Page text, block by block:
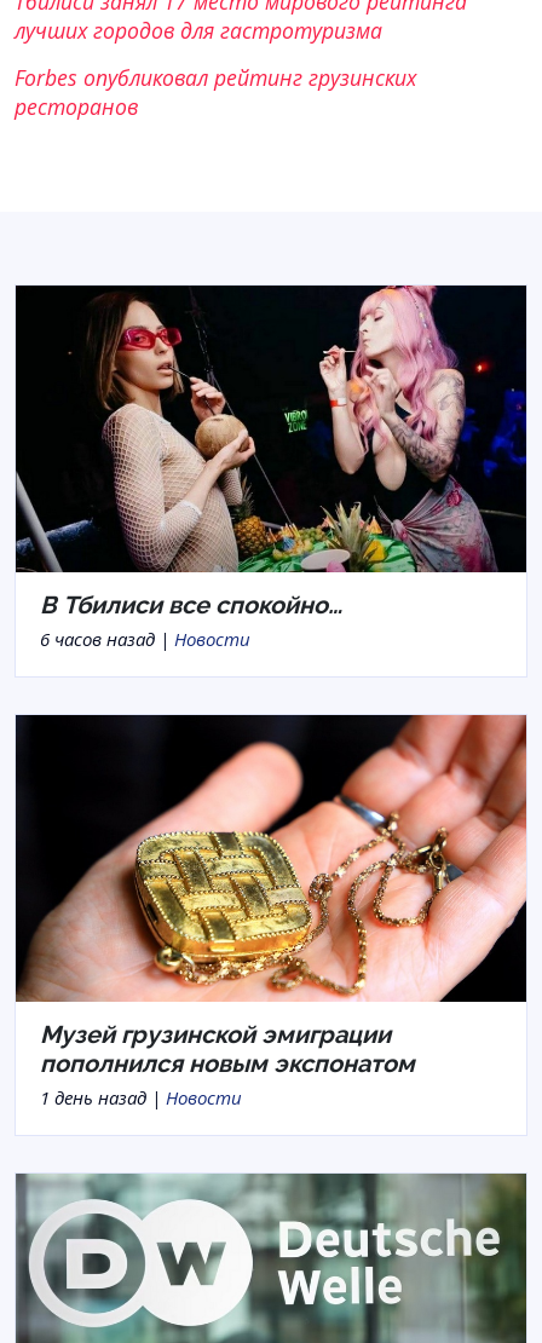
лучших городов для гастротуризма
Forbes опубликовал рейтинг грузинских
ресторанов
В Тбилиси все спокойно…
6 часов назад | Новости
Музей грузинской эмиграции
пополнился новым экспонатом
1 день назад | Новости